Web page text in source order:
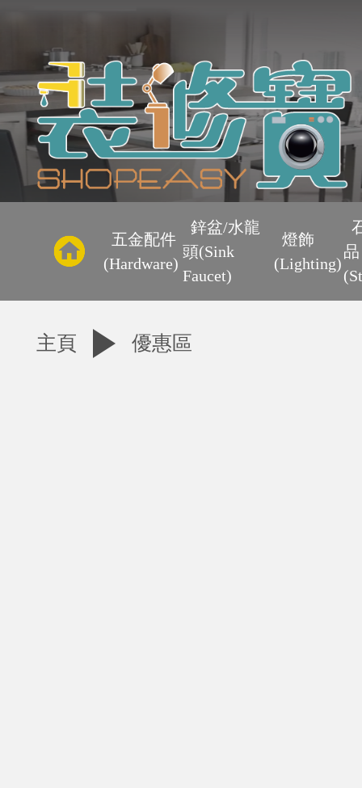
主
頁
優
惠
區
五金配件
(Hardware)
鋅盆/水龍
頭(Sink
Faucet)
燈飾
(Lighting)
品
主頁 優惠區